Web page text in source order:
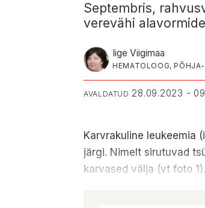
Septembris,
verevähi
Iige Viigimaa
HEMATOLOOG,
AVALDATUD 28.09.2023 -
Karvrakuline leukeemia
järgi. Nimelt sirutuvad
karvased välja (vt foto 1).